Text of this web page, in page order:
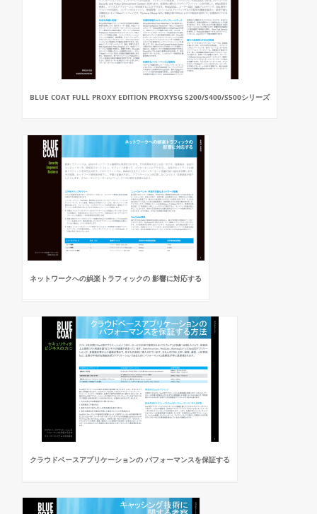
BLUE COAT FULL PROXY EDITION PROXYSG S200/S400/S500シリーズ
ネットワークへの娯楽トラフィックの 影響に対応する
クラウドベースアプリケーションの パフォーマンスを保証する